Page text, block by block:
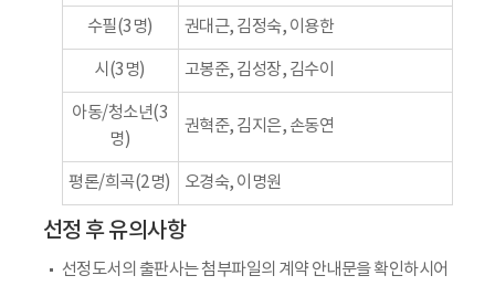
수필(3명) 권대근, 김정숙, 이용한
시(3명) 고봉준, 김성장, 김수이
아동/청소년(3
명)
권혁준, 김지은, 손동연
평론/희곡(2명) 오경숙, 이명원
선정 후 유의사항
선정도서의 출판사는 첨부파일의 계약 안내문을 확인하시어